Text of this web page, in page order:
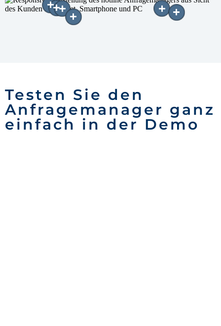
Testen Sie den
Anfragemanager ganz
einfach in der Demo